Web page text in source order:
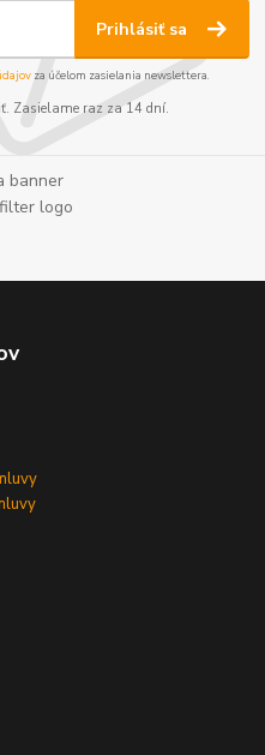
Prihlásiť sa
za účelom zasielania newslettera.
Zasielame raz za 14 dní.